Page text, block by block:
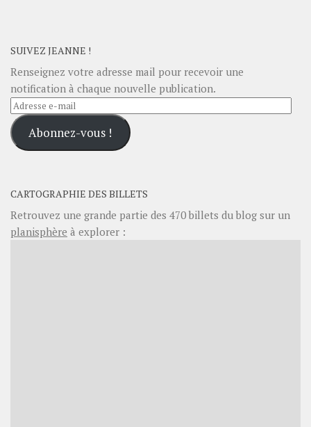
SUIVEZ JEANNE !
Renseignez votre adresse mail pour recevoir une
notification à chaque nouvelle publication.
Adresse
e-
mailAbonnez-vous !
CARTOGRAPHIE DES BILLETS
Retrouvez une grande partie des 470billets du blog sur un
planisphère à explorer :